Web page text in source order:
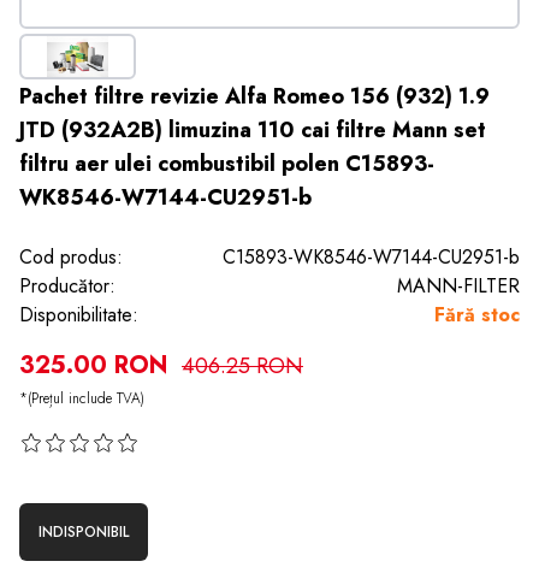
Pachet filtre revizie Alfa Romeo 156 (932) 1.9
JTD (932A2B) limuzina 110 cai filtre Mann set
filtru aer ulei combustibil polen C15893-
WK8546-W7144-CU2951-b
Cod produs:
C15893-WK8546-W7144-CU2951-b
Producător:
MANN-FILTER
Disponibilitate:
Fără stoc
325.00 RON 406.25 RON
*(Prețul include TVA)
INDISPONIBIL